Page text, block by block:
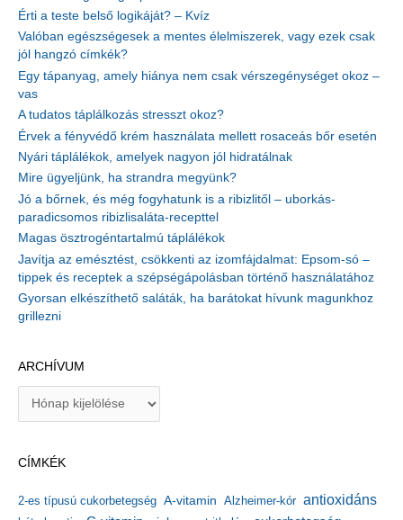
Érti a teste belső logikáját? – Kvíz
Valóban egészségesek a mentes élelmiszerek, vagy ezek csak
jól hangzó címkék?
Egy tápanyag, amely hiánya nem csak vérszegénységet okoz –
vas
A tudatos táplálkozás stresszt okoz?
Érvek a fényvédő krém használata mellett rosaceás bőr esetén
Nyári táplálékok, amelyek nagyon jól hidratálnak
Mire ügyeljünk, ha strandra megyünk?
Jó a bőrnek, és még fogyhatunk is a ribizlitől – uborkás-
paradicsomos ribizlisaláta-recepttel
Magas ösztrogéntartalmú táplálékok
Javítja az emésztést, csökkenti az izomfájdalmat: Epsom-só –
tippek és receptek a szépségápolásban történő használatához
Gyorsan elkészíthető saláták, ha barátokat hívunk magunkhoz
grillezni
ARCHÍVUM
í
u
CÍMKÉK
2-es típusú cukorbetegség A-vitamin Alzheimer-kór antioxidáns